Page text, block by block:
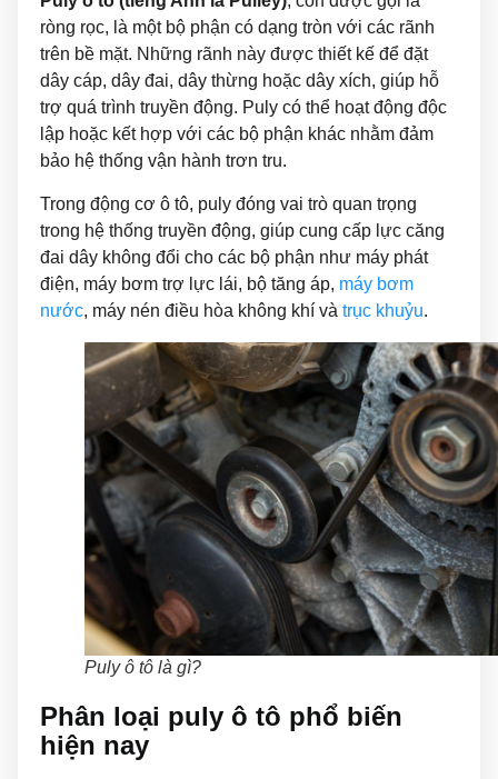
ròng rọc, là một bộ phận có dạng tròn với các rãnh
trên bề mặt. Những rãnh này được thiết kế để đặt
dây cáp, dây đai, dây thừng hoặc dây xích, giúp hỗ
trợ quá trình truyền động. Puly có thể hoạt động độc
lập hoặc kết hợp với các bộ phận khác nhằm đảm
bảo hệ thống vận hành trơn tru.
Trong động cơ ô tô, puly đóng vai trò quan trọng
trong hệ thống truyền động, giúp cung cấp lực căng
đai dây không đổi cho các bộ phận như máy phát
điện, máy bơm trợ lực lái, bộ tăng áp, máy bơm
nước, máy nén điều hòa không khí và trục khuỷu.
Puly ô tô là gì?
Phân loại puly ô tô phổ biến
hiện nay